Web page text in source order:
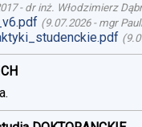
- dr inż. Włodzimierz
(9.07.2026- mgr
(